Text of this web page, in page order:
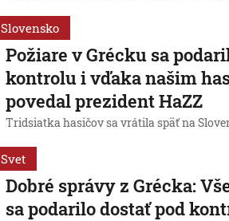
Slovensko
Požiare v Grécku sa
kontrolu i vďaka našim
povedal prezident HaZZ
Tridsiatka hasičov sa vrátila späť na
Svet
Dobré správy z Grécka:
sa podarilo dostať pod